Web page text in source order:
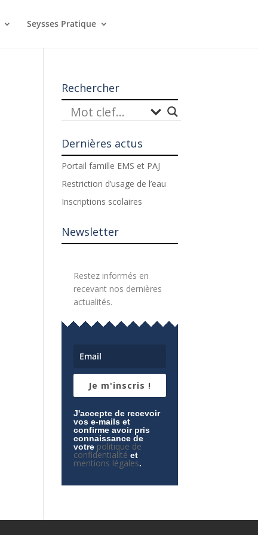
Seysses Pratique
Rechercher
Dernières actus
Portail famille EMS et PAJ
Restriction d’usage de l’eau
Inscriptions scolaires
Newsletter
Restez informés en
recevant nos dernières
actualités.
Je m'inscris !
J'accepte de recevoir
vos e-mails et
confirme avoir pris
connaissance de
votre politique de
confidentialité et
mentions légales.